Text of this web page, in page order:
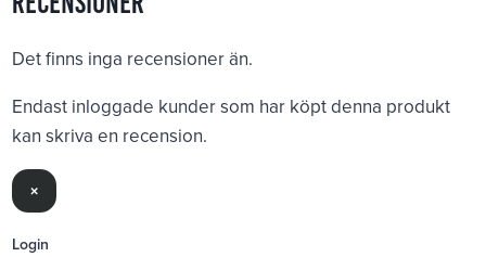
Det finns inga recensioner än.
Endast inloggade kunder som har köpt denna produkt
kan skriva en recension.
×
Login